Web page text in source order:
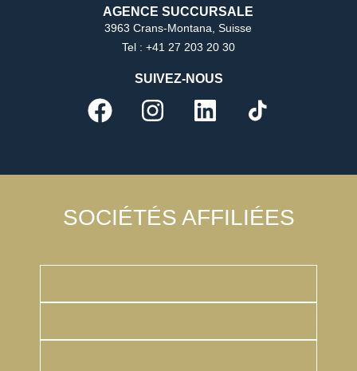
AGENCE SUCCURSALE
3963 Crans-Montana, Suisse
Tel : +41 27 203 20 30
SUIVEZ-NOUS
SOCIÉTÉS AFFILIÉES